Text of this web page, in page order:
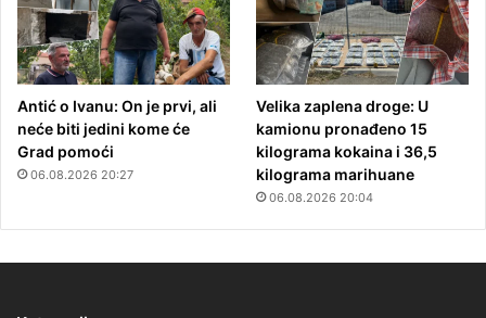
Antić o Ivanu: On je prvi, ali
neće biti jedini kome će
Grad pomoći
06.08.2026 20:27
Velika zaplena droge: U
kamionu pronađeno 15
kilograma kokaina i 36,5
kilograma marihuane
06.08.2026 20:04